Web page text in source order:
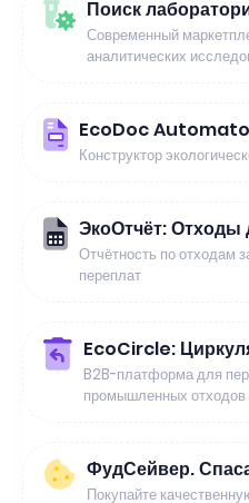
Поиск
Современный
аналитических
EcoDoc
Конструктор
ЭкоОтчёт: Отходы
Отчётность по отходам
переплат
EcoCircle:
B2B-платформа для
промышленных отходов
ФудСейвер.
Покупайте